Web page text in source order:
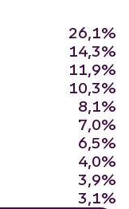
26,1%
14,3%
11,9%
10,3%
8,1%
7,0%
6,5%
4,0%
3,9%
3,1%